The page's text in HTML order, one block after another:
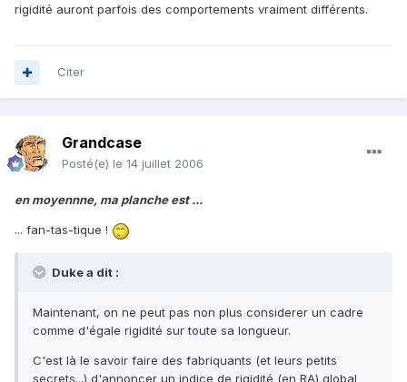
rigidité auront parfois des comportements vraiment différents.
Citer
Grandcase
Posté(e) le 14 juillet 2006
en moyennne, ma planche est ...
... fan-tas-tique !
Duke a dit :
Maintenant, on ne peut pas non plus considerer un cadre
comme d'égale rigidité sur toute sa longueur.
C'est là le savoir faire des fabriquants (et leurs petits
secrets...) d'annoncer un indice de rigidité (en RA) global